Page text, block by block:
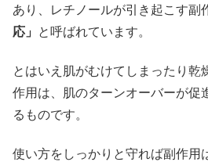
あり、レチノールが引き起こす副
応」
と呼ばれています。
とはいえ肌がむけてしまったり乾
作用は、肌のターンオーバーが促
るものです。
使い方をしっかりと守れば副作用